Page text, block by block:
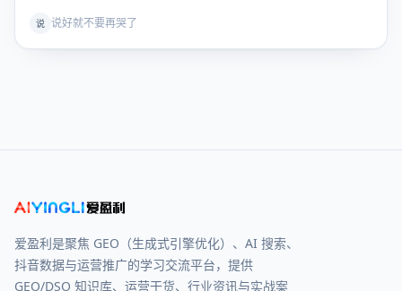
说 说好就不要再哭了
爱盈利是聚焦 GEO（生成式引擎优化）、AI 搜索、
抖音数据与运营推广的学习交流平台，提供
GEO/DSO 知识库、运营干货、行业资讯与实战案